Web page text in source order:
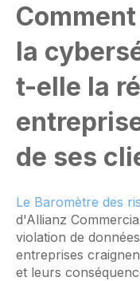
la
t-elle la
de ses
Le Baromètre des
d'Allianz
violation de
entreprises
et leurs